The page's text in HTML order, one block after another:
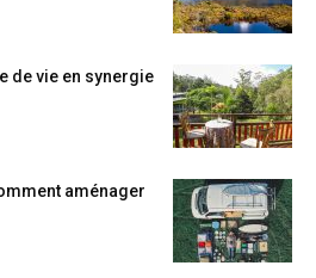
de vie en synergie
aménager